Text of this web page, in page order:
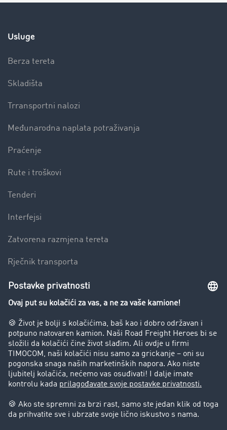
Usluge
Berza tereta
Skladišta
Trransportni nalozi
Međunarodna naplata potraživanja
Praćenje
Rute i troškovi
Tenderi
Interfejsi
Zatvorena razmjena tereta
Rječnik transporta
Preduzeće
Success Stories
Korisnici preporučuju korisnike
Blog
Zabrane vožnje za kamione
Pravni